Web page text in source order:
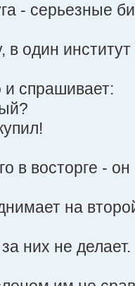
- серьезные
в один
и спрашивает:
в восторге -
на
за них не